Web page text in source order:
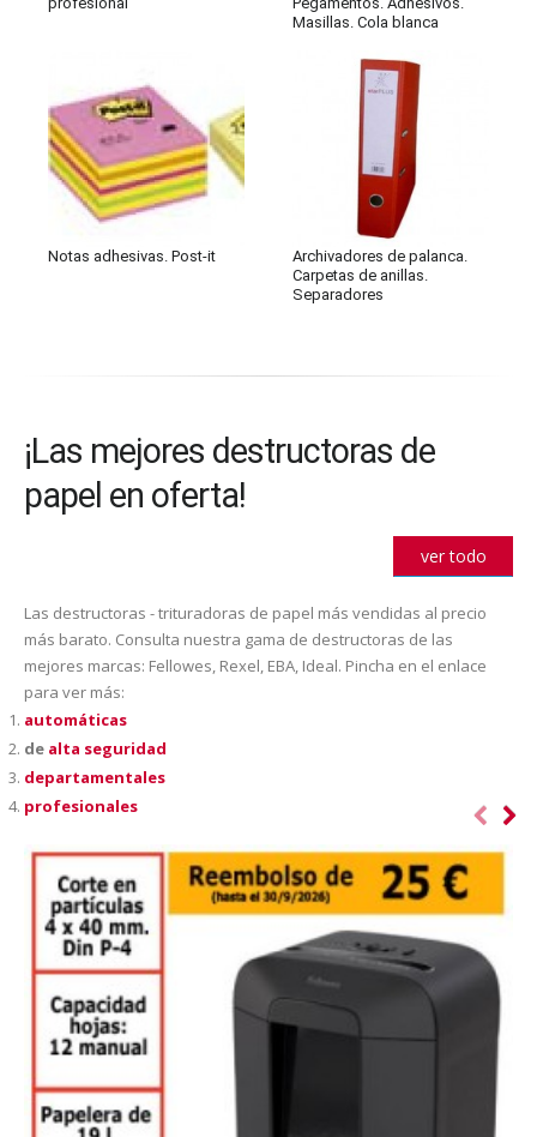
Masillas. Cola blanca
Notas adhesivas. Post-it
Archivadores de palanca.
Carpetas de anillas.
Separadores
¡Las mejores destructoras de
papel en oferta!
ver todo
Las destructoras - trituradoras de papel más vendidas al precio
más barato. Consulta nuestra gama de destructoras de las
mejores marcas: Fellowes, Rexel, EBA, Ideal. Pincha en el enlace
para ver más:
automáticas
de alta seguridad
departamentales
profesionales